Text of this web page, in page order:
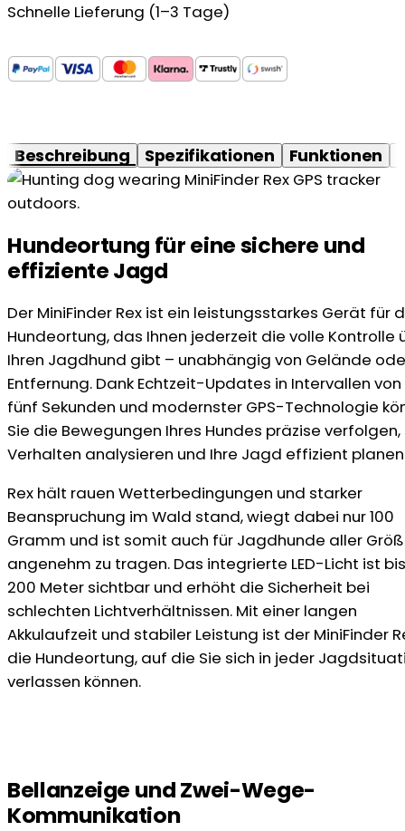
Schnelle Lieferung (1–3 Tage)
Beschreibung Spezifikationen Funktionen
Hundeortung für eine sichere und
effiziente Jagd
Der MiniFinder Rex ist ein leistungsstarkes Gerät für
Hundeortung, das Ihnen jederzeit die volle Kontrolle
Ihren Jagdhund gibt – unabhängig von Gelände
Entfernung. Dank Echtzeit-Updates in Intervallen von
fünf Sekunden und modernster GPS-Technologie
Sie die Bewegungen Ihres Hundes präzise verfolgen,
Verhalten analysieren und Ihre Jagd effizient
Rex hält rauen Wetterbedingungen und starker
Beanspruchung im Wald stand, wiegt dabei nur 100
Gramm und ist somit auch für Jagdhunde aller
angenehm zu tragen. Das integrierte LED-Licht ist
200 Meter sichtbar und erhöht die Sicherheit bei
schlechten Lichtverhältnissen. Mit einer langen
Akkulaufzeit und stabiler Leistung ist der MiniFinder
die Hundeortung, auf die Sie sich in jeder
verlassen können.
Bellanzeige und Zwei-Wege-
Kommunikation